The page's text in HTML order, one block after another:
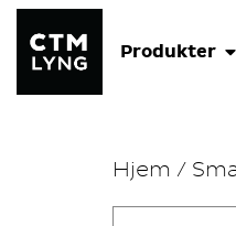
Produkter
Hjem /